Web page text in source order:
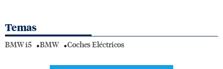
Temas
BMW i5 BMW Coches Eléctricos